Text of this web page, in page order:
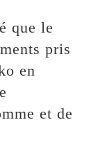
que le
pris
en
et de